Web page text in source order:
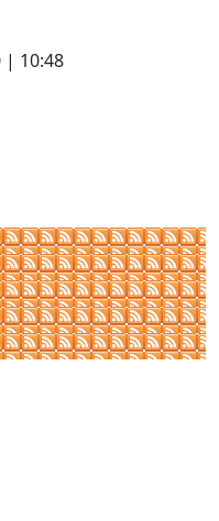
| 10:48